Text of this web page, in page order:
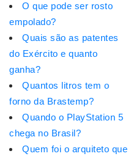
O que pode ser rosto
empolado?
Quais são as patentes
do Exército e quanto
ganha?
Quantos litros tem o
forno da Brastemp?
Quando o PlayStation 5
chega no Brasil?
Quem foi o arquiteto que